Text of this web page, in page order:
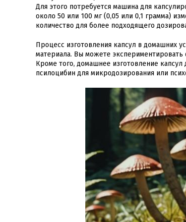
Для этого потребуется машина для
около 50 или 100 мг (0,05 или 0,1 грамма)
количество для более подходящего
Процесс изготовления капсул в домашних
материала. Вы можете экспериментировать
Кроме того, домашнее изготовление
псилоцибин для микродозирования или